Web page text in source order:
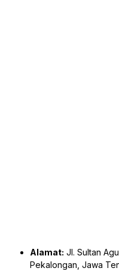
Alamat: Jl. Sultan
Pekalongan, Jawa